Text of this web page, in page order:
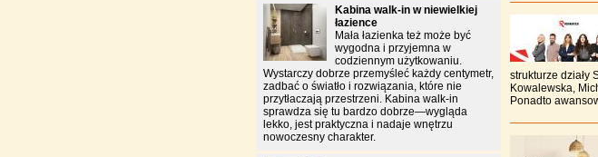
strukturze działy
Kowalewska,
Ponadto
Kabina walk-in w niewielkiej
łazience
Mała łazienka też może być
wygodna i przyjemna w
codziennym użytkowaniu.
Wystarczy dobrze przemyśleć każdy centymetr,
zadbać o światło i rozwiązania, które nie
przytłaczają przestrzeni. Kabina walk-in
sprawdza się tu bardzo dobrze—wygląda
lekko, jest praktyczna i nadaje wnętrzu
nowoczesny charakter.